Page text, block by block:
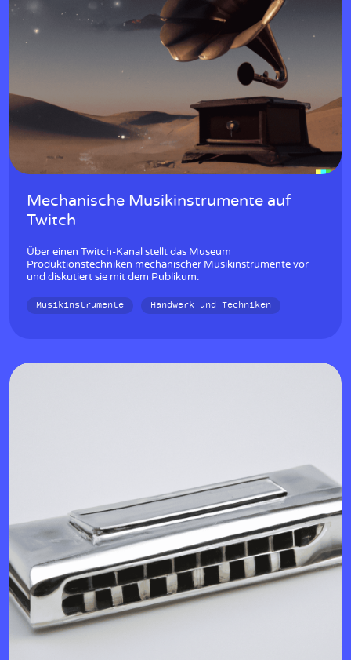
Mechanische Musikinstrumente auf
Twitch
Über einen Twitch-Kanal stellt das Museum
Produktionstechniken mechanischer Musikinstrumente vor
und diskutiert sie mit dem Publikum.
Musikinstrumente Handwerk und Techniken